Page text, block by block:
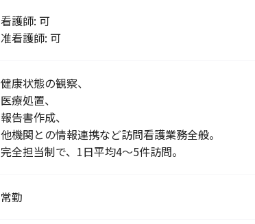
看護師: 可
准看護師: 可
健康状態の観察、
医療処置、
報告書作成、
他機関との情報連携など訪問看護業務全般。
完全担当制で、1日平均4～5件訪問。
常勤